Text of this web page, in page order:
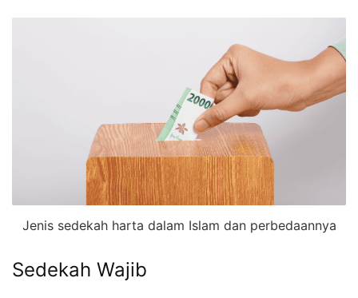
Jenis sedekah harta dalam Islam dan perbedaannya
Sedekah Wajib